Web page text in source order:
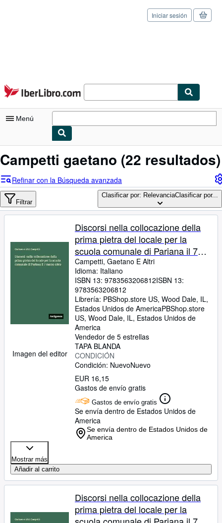
Pasar al contenido principal
IberLibro.com
Iniciar sesión
Menú
Consultar mis pedidos
Cerrar sesión
Búsqueda avanzada
Libros antiguos
Arte y coleccionismo
CERRAR
Campetti gaetano (22 resultados)
Refinar con la Búsqueda avanzada
Filtrar
Clasificar por: RelevanciaClasificar por...
Imagen del editor
Discorsi nella collocazione della
prima pietra del locale per la
scuola comunale di Pariana il 7
marzo 1869
Campetti, Gaetano E Altri
Idioma: Italiano
ISBN 13: 9783563206812ISBN 13:
9783563206812
Librería: PBShop.store US, Wood Dale, IL,
Estados Unidos de AmericaPBShop.store
US, Wood Dale, IL, Estados Unidos de
America
Vendedor de 5 estrellas
TAPA BLANDA
CONDICIÓN
Condición: NuevoNuevo
EUR 16,15
Gastos de envío gratis
Gastos de envío gratis
Se envía dentro de Estados Unidos de
America
Se envía dentro de Estados Unidos de
America
Mostrar más
Añadir al carrito
Discorsi nella collocazione della
prima pietra del locale per la